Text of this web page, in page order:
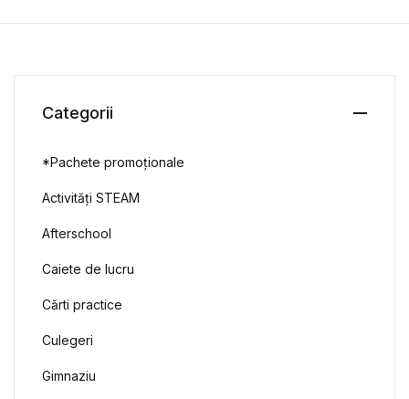
Categorii
*Pachete promoționale
Activități STEAM
Afterschool
Caiete de lucru
Cărti practice
Culegeri
Gimnaziu